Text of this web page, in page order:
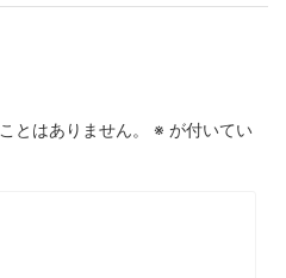
とはありません。 ※ が付いてい